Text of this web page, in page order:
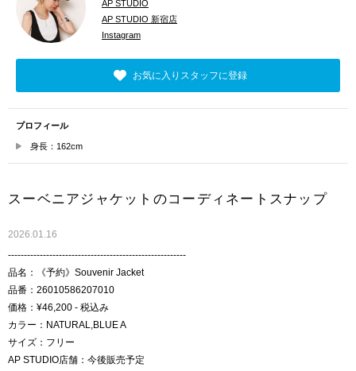
AP STUDIO
AP STUDIO 新宿店
Instagram
お気に入りスタッフに登録
プロフィール
身長：162cm
スーベニアジャケットのコーディネートスナップ
2026.01.16
--------------------------------------------------------
品名：《予約》Souvenir Jacket
品番：26010586207010
価格：¥46,200 - 税込み
カラー：NATURAL,BLUE A
サイズ：フリー
AP STUDIO店舗：今後販売予定